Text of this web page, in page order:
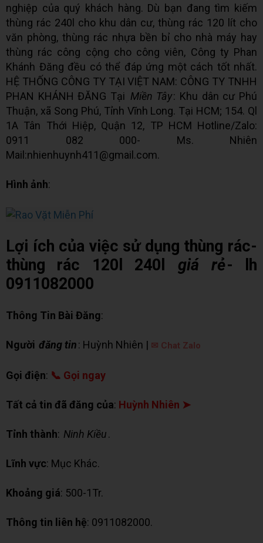
nghiệp của quý khách hàng. Dù bạn đang tìm kiếm
thùng rác 240l cho khu dân cư, thùng rác 120 lít cho
văn phòng, thùng rác nhựa bền bỉ cho nhà máy hay
thùng rác công cộng cho công viên, Công ty Phan
Khánh Đăng đều có thể đáp ứng một cách tốt nhất.
HỆ THỐNG CÔNG TY TẠI VIỆT NAM: CÔNG TY TNHH
PHAN KHÁNH ĐĂNG Tại Miền Tây: Khu dân cư Phú
Thuận, xã Song Phú, Tỉnh Vĩnh Long. Tại HCM; 154. Ql
1A Tân Thới Hiệp, Quận 12, TP HCM Hotline/Zalo:
0911 082 000- Ms. Nhiên
Mail:nhienhuynh411@gmail.com.
Hình ảnh:
Lợi ích của việc sử dụng thùng rác-
thùng rác 120l 240l giá rẻ- lh
0911082000
Thông Tin Bài Đăng:
Người đăng tin: Huỳnh Nhiên | ✉ Chat Zalo
Gọi điện: 📞 Gọi ngay
Tất cả tin đã đăng của: Huỳnh Nhiên ➤
Tỉnh thành: Ninh Kiều.
Lĩnh vực: Mục Khác.
Khoảng giá: 500-1Tr.
Thông tin liên hệ: 0911082000.